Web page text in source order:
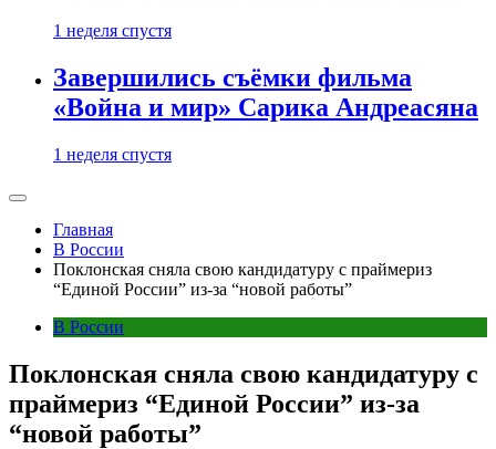
1 неделя спустя
Завершились съёмки фильма
«Война и мир» Сарика Андреасяна
1 неделя спустя
Главная
В России
Поклонская сняла свою кандидатуру с праймериз
“Единой России” из-за “новой работы”
В России
Поклонская сняла свою кандидатуру с
праймериз “Единой России” из-за
“новой работы”